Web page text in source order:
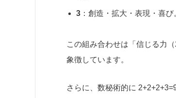
3 ：創造・拡大・表現・喜
この組み合わせは「信じる力
象徴しています。
さらに、数秘術的に